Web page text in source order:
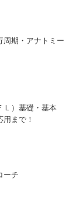
周期・アナトミー
Ｌ）基礎・基本
まで！
ーチ